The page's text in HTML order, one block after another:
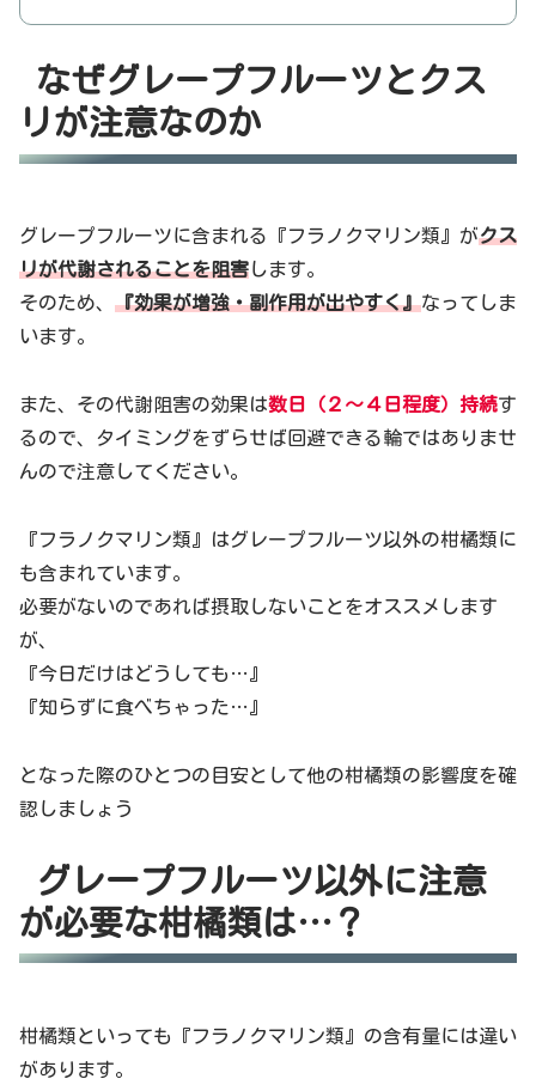
なぜグレープフルーツとクス
リが注意なのか
グレープフルーツに含まれる『フラノクマリン類』がクス
リが代謝されることを阻害します。
そのため、 『効果が増強・副作用が出やすく』なってしま
います。
また、その代謝阻害の効果は数日（２～４日程度）持続す
るので、タイミングをずらせば回避できる輪ではありませ
んので注意してください。
『フラノクマリン類』はグレープフルーツ以外の柑橘類に
も含まれています。
必要がないのであれば摂取しないことをオススメします
が、
『今日だけはどうしても…』
『知らずに食べちゃった…』
となった際のひとつの目安として他の柑橘類の影響度を確
認しましょう
グレープフルーツ以外に注意
が必要な柑橘類は…？
柑橘類といっても『フラノクマリン類』の含有量には違い
があります。